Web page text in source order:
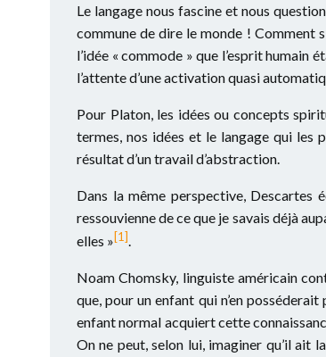
Le langage nous fascine et nous
commune de dire le monde ! Comment
l’idée « commode » que l’esprit humain
l’attente d’une activation quasi
Pour Platon, les idées ou concepts
termes, nos idées et le langage qui les
résultat d’un travail d’abstraction.
Dans la même perspective, Descartes
ressouvienne de ce que je savais déjà
elles »[1].
Noam Chomsky, linguiste américain
que, pour un enfant qui n’en
enfant normal acquiert cette
On ne peut, selon lui, imaginer qu’il ait